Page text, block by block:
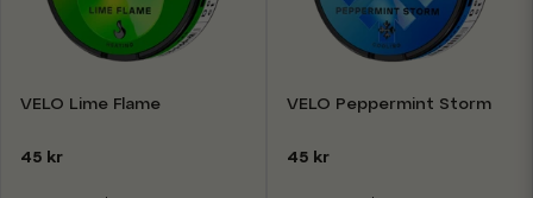
VELO Lime Flame
45 kr
VELO Peppermint Storm
45 kr